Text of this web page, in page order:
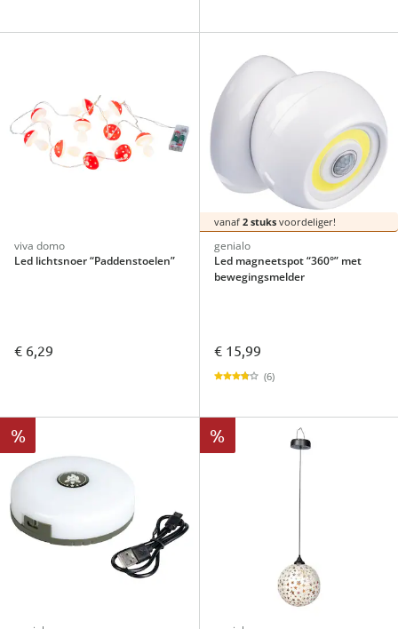
viva domo
Led lichtsnoer “Paddenstoelen”
€ 6,29
vanaf 2 stuksvoordeliger!
genialo
Led magneetspot “360°” met
bewegingsmelder
€ 15,99
(6)
% %